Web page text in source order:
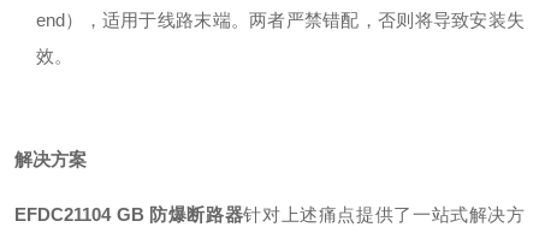
end），适用于线路末端。两者严禁错配，否则将导致安装失
效。
解决方案
EFDC21104 GB 防爆断路器针对上述痛点提供了一站式解决方